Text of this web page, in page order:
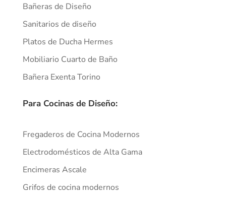
Bañeras de Diseño
Sanitarios de diseño
Platos de Ducha Hermes
Mobiliario Cuarto de Baño
Bañera Exenta Torino
Para Cocinas de Diseño:
Fregaderos de Cocina Modernos
Electrodomésticos de Alta Gama
Encimeras Ascale
Grifos de cocina modernos